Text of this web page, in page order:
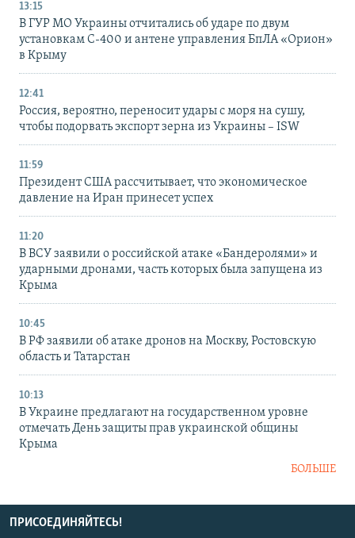
13:15
В ГУР МО Украины отчитались об ударе по двум
установкам С-400 и антене управления БпЛА «Орион»
в Крыму
12:41
Россия, вероятно, переносит удары с моря на сушу,
чтобы подорвать экспорт зерна из Украины – ISW
11:59
Президент США рассчитывает, что экономическое
давление на Иран принесет успех
11:20
В ВСУ заявили о российской атаке «Бандеролями» и
ударными дронами, часть которых была запущена из
Крыма
10:45
В РФ заявили об атаке дронов на Москву, Ростовскую
область и Татарстан
10:13
В Украине предлагают на государственном уровне
отмечать День защиты прав украинской общины
Крыма
БОЛЬШЕ
ПРИСОЕДИНЯЙТЕСЬ!